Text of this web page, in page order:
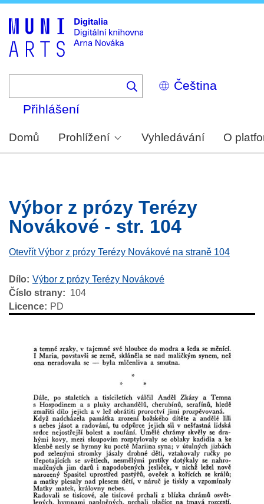
Select
your
Přihlášení
Domů Prohlížení Vyhledávání O
Výbor z prózy Terézy
Novákové - str. 104
Otevřít Výbor z prózy Terézy Novákové na straně 104
Dílo Výbor z prózy Terézy Novákové
Číslo strany
104
Licence
PD